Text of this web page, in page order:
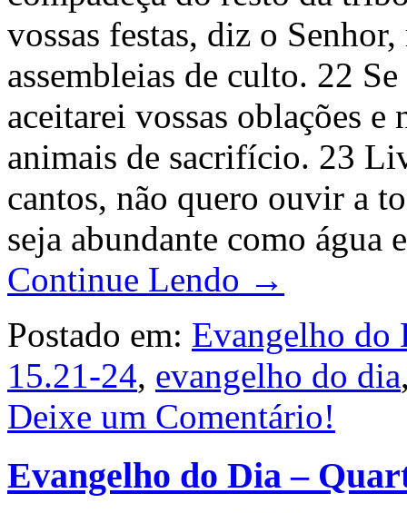
vossas festas, diz o
assembleias de culto. 22
aceitarei vossas oblações e
animais de sacrifício. 23
cantos, não quero ouvir a
seja abundante como água
Continue Lendo →
Postado em: Evangelho do
15.21-24, evangelho do dia
Deixe um Comentário!
Evangelho do Dia –